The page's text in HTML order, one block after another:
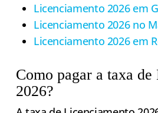
Licenciamento 2026 em
Licenciamento 2026 no
Licenciamento 2026 em
Como pagar a taxa
2026?